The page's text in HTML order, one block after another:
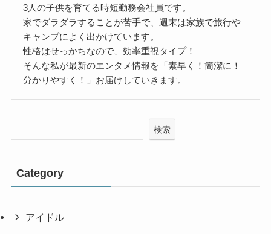
3人の子供を育てる時短勤務会社員です。
家でダラダラすることが苦手で、週末は家族で旅行や
キャンプによく出かけています。
性格はせっかちなので、効率重視タイプ！
そんな私が最新のエンタメ情報を「素早く！簡潔に！
分かりやすく！」お届けしていきます。
検索
Category
アイドル